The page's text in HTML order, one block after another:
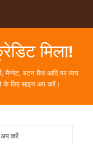
मिला!
मैग्नेट, बटन बैज आदि पर व्यय
के लिए साइन अप करें।
अप करें